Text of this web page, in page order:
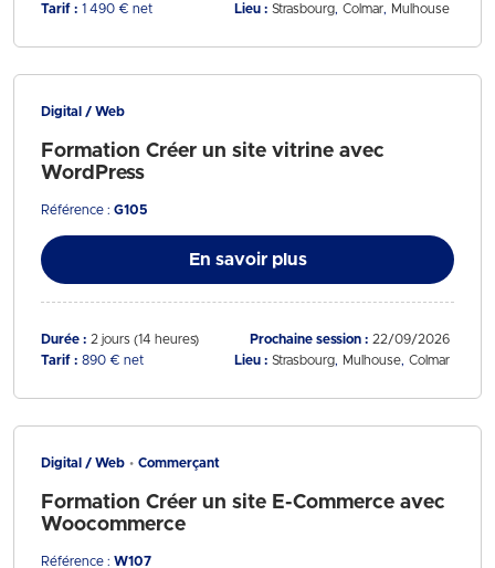
Tarif : 1 490 € net Lieu : Strasbourg Colmar Mulhouse
Digital / Web
Formation Créer un site vitrine avec
WordPress
Référence : G105
En savoir plus
Durée : 2 jours (14 heures) Prochaine session : 22/09/2026
Tarif : 890 € net Lieu : Strasbourg Mulhouse Colmar
Digital / Web Commerçant
Formation Créer un site E-Commerce avec
Woocommerce
Référence : W107